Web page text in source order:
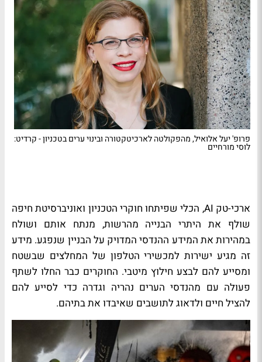
פרופ' יעל אלואיל, מהפקולטה לארכיטקטורה ובינוי ערים בטכניון - קרדיט:
לוסי מורחיים
ארכי-טק AI, הכלי שפיתחו חוקרי הטכניון ואוניברסיטת חיפה
שולף את היתרי הבנייה מהרשות, מנתח אותם ושולח
במהירות את המידע ההנדסי המדויק על הבניין שנפגע. מידע
זה מגיע ישירות למכשירי הטלפון של המחלצים שבשטח
ומסייע להם לבצע חילוץ מיטבי. החוקרים כבר החלו לשתף
פעולה עם מהנדסי הערים נהריה וגדרה כדי לסייע להם
להציל חיים ולדאוג לתושבים שאיבדו את בתיהם.